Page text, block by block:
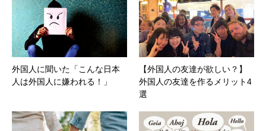
外国人に聞いた「こんな日本
人は外国人に嫌われる！」
【外国人の友達が欲しい？】
外国人の友達を作るメリット4
選